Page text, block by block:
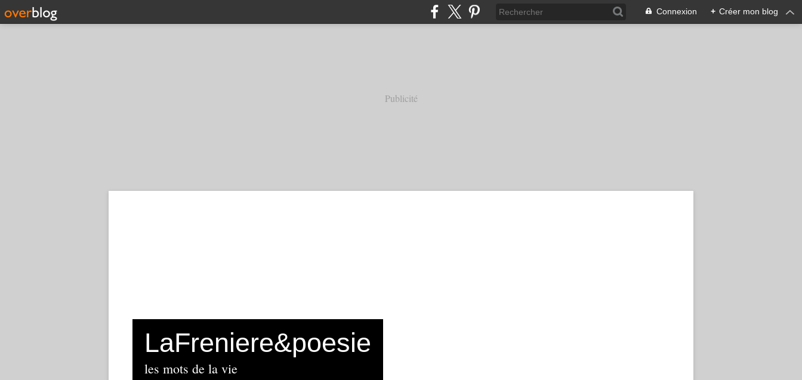
Connexion + Créer mon blog
Publicité
LaFreniere&poesie
les mots de la vie